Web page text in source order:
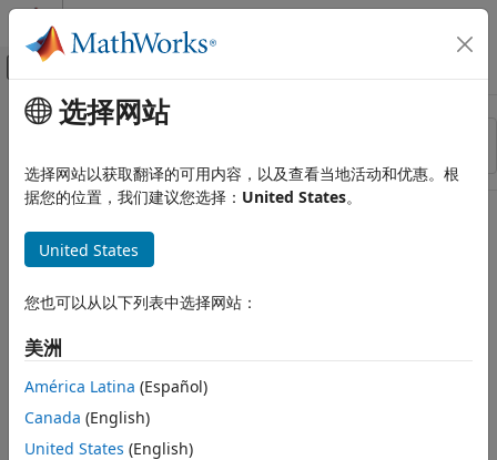
跳到内容
画布外导航菜单切换
资源
状态
主要内容
选择网站
选择网站以获取翻译的可用内容，以及查看当地活动和优惠。根
据您的位置，我们建议您选择： United States。
United States
您也可以从以下列表中选择网站：
美洲
América Latina (Español)
Canada (English)
United States (English)